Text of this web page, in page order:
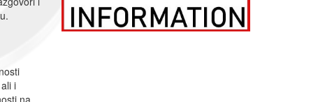
i
na